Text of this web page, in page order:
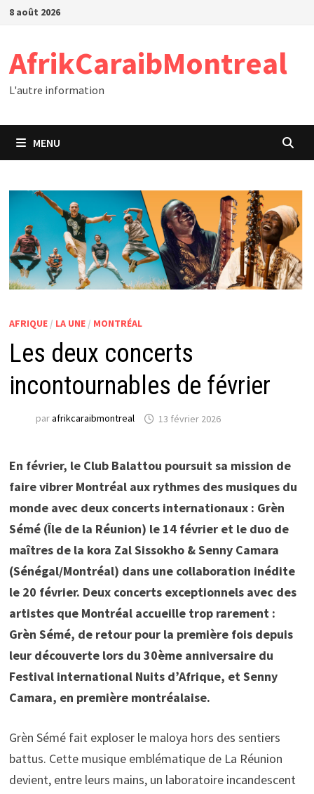
Passer
8 août 2026
AfrikCaraibMontreal
L'autre information
MENU
AFRIQUE/ LA UNE/ MONTRÉAL
Les deux concerts
incontournables de février
parafrikcaraibmontreal 13 février 2026
En février, le Club Balattou poursuit sa mission de
faire vibrer Montréal aux rythmes des musiques du
monde avec deux concerts internationaux : Grèn
Sémé (Île de la Réunion) le 14 février et le duo de
maîtres de la kora Zal Sissokho & Senny Camara
(Sénégal/Montréal) dans une collaboration inédite
le 20 février. Deux concerts exceptionnels avec des
artistes que Montréal accueille trop rarement :
Grèn Sémé, de retour pour la première fois depuis
leur découverte lors du 30ème anniversaire du
Festival international Nuits d’Afrique, et Senny
Camara, en première montréalaise.
Grèn Sémé fait exploser le maloya hors des sentiers
battus. Cette musique emblématique de La Réunion
devient, entre leurs mains, un laboratoire incandescent